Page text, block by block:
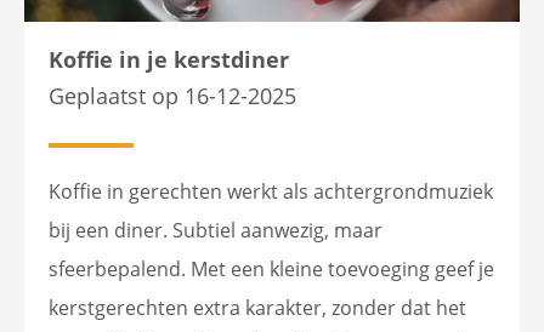
Koffie in je kerstdiner
Geplaatst op 16-12-2025
Koffie in gerechten werkt als achtergrondmuziek
bij een diner. Subtiel aanwezig, maar
sfeerbepalend. Met een kleine toevoeging geef je
kerstgerechten extra karakter, zonder dat het